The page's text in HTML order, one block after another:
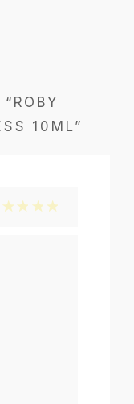
10ML”
stella su 5
2 stelle su 5
3 stelle su 5
4 stelle su 5